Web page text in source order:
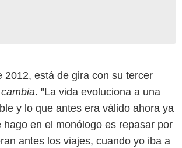
2012, está de gira con su tercer
. "La vida evoluciona a una
y lo que antes era válido ahora ya
hago en el monólogo es repasar por
antes los viajes, cuando yo iba a